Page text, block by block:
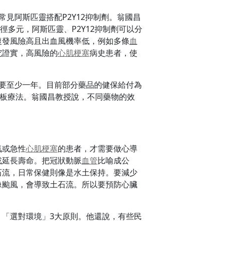
見阿斯匹靈搭配P2Y12抑制劑。翁國昌
多元，阿斯匹靈、P2Y12抑制劑可以分
風險高且出血風機率低，例如多條血
實，高風險的心肌梗塞病史患者，使
至少一年。目前部分藥品的健保給付為
療法。翁國昌教授說，不同藥物的效
急性心肌梗塞的患者，才需要做心導
延長壽命。把冠狀動脈血管比喻成公
，日常保健則像是水土保持。要減少
風，會導致土石流。所以要預防心臟
選對環境」3大原則。他還說，有些民